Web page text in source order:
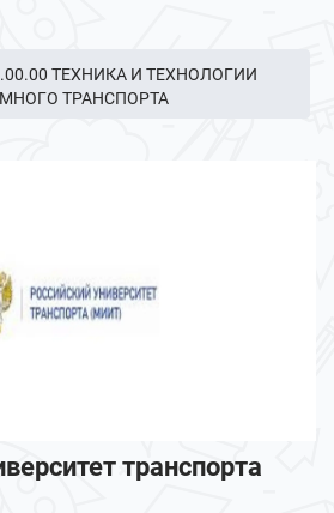
ТЕХНИКА И ТЕХНОЛОГИИ
ТРАНСПОРТА
транспорта